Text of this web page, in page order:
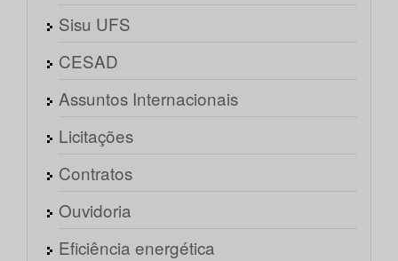
Sisu UFS
CESAD
Assuntos Internacionais
Licitações
Contratos
Ouvidoria
Eficiência energética